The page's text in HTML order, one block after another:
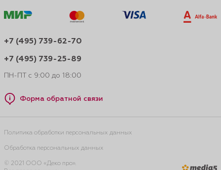
+7 (495) 739-62-70
+7 (495) 739-25-89
ПН-ПТ с 9:00 до 18:00
Форма обратной связи
Политика обработки персональных данных
Обработка персональных данных
© 2021 ООО «Деко про».